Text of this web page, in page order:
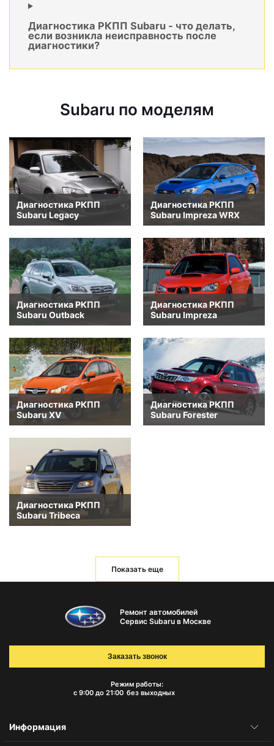
Диагностика РКПП Subaru - что делать,
если возникла неисправность после
диагностики?
Subaru по моделям
Диагностика РКПП
Subaru Legacy
Диагностика РКПП
Subaru Impreza WRX
Диагностика РКПП
Subaru Outback
Диагностика РКПП
Subaru Impreza
Диагностика РКПП
Subaru XV
Диагностика РКПП
Subaru Forester
Диагностика РКПП
Subaru Tribeca
Показать еще
Ремонт автомобилей
Сервис Subaru в Москве
Режим работы:
с 9:00 до 21:00 без выходных
Заказать звонок
Информация